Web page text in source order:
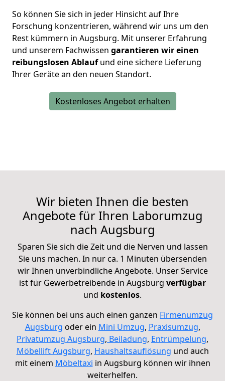
So können Sie sich in jeder Hinsicht auf Ihre
Forschung konzentrieren, während wir uns um den
Rest kümmern in Augsburg. Mit unserer Erfahrung
und unserem Fachwissen garantieren wir einen
reibungslosen Ablaufund eine sichere Lieferung
Ihrer Geräte an den neuen Standort.
Kostenloses Angebot erhalten
Wir bieten Ihnen die besten
Angebote für Ihren Laborumzug
nach Augsburg
Sparen Sie sich die Zeit und die Nerven und lassen
Sie uns machen. In nur ca. 1 Minuten übersenden
wir Ihnen unverbindliche Angebote. Unser Service
ist für Gewerbetreibende in Augsburg verfügbar
und kostenlos.
Sie können bei uns auch einen ganzen Firmenumzug
Augsburg oder ein Mini Umzug, Praxisumzug,
Privatumzug Augsburg, Beiladung, Entrümpelung,
Möbellift Augsburg, Haushaltsauflösung und auch
mit einem Möbeltaxi in Augsburg können wir ihnen
weiterhelfen.